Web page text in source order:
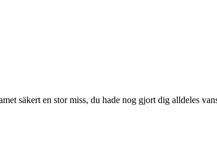
säkert en stor miss, du hade nog gjort dig alldeles